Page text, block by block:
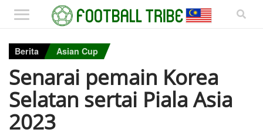
Berita Asian Cup
Senarai pemain Korea
Selatan sertai Piala Asia
2023